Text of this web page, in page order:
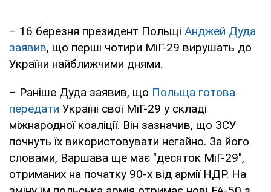
– 16 березня президент Польщі Анджей Дуда
заявив, що перші чотири МіГ-29 вирушать до
України найближчими днями.
– Раніше Дуда заявив, що Польща готова
передати Україні свої МіГ-29 у складі
міжнародної коаліції. Він зазначив, що ЗСУ
почнуть їх використовувати негайно. За його
словами, Варшава ще має "десяток МіГ-29",
отриманих на початку 90-х від армії НДР. На